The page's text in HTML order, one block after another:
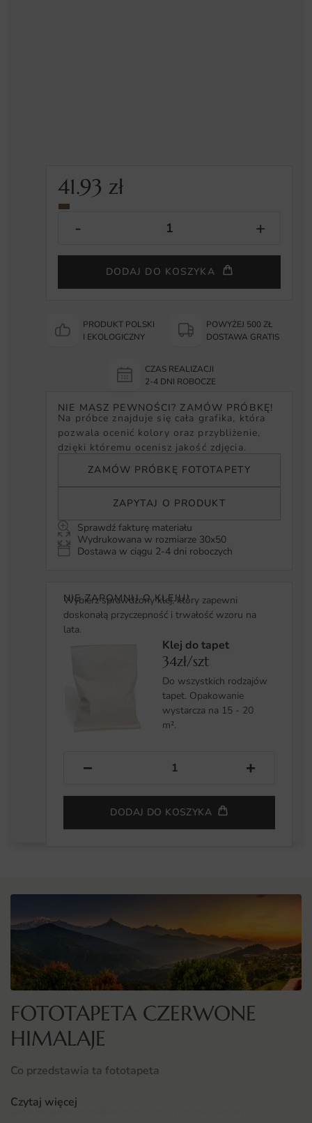
41.93zł
DODAJ DO KOSZYKA
PRODUKT POLSKI
I EKOLOGICZNY
POWYŻEJ 500 ZŁ
DOSTAWA GRATIS
CZAS REALIZACJI
2-4 DNI ROBOCZE
NIE MASZ PEWNOŚCI? ZAMÓW PRÓBKĘ!
Na próbce znajduje się cała grafika, która
pozwala ocenić kolory oraz przybliżenie,
dzięki któremu ocenisz jakość zdjęcia.
ZAMÓW PRÓBKĘ FOTOTAPETY
ZAPYTAJ O PRODUKT
Sprawdź fakturę materiału
Wydrukowana w rozmiarze 30x50
Dostawa w ciągu 2-4 dni roboczych
NIE ZAPOMNIJ O KLEJU!
Wybierz sprawdzony klej, który zapewni
doskonałą przyczepność i trwałość wzoru na
lata.
Klej do tapet
34zł/szt
Do wszystkich rodzajów
tapet. Opakowanie
wystarcza na 15 - 20
m².
− +
DODAJ DO KOSZYKA
FOTOTAPETA CZERWONE
HIMALAJE
Co przedstawia ta fototapeta
pasmo górskie skąpane w intensywnych, ciepłych
Czytaj więcej